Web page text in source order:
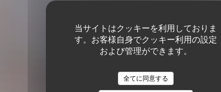
当サイトはクッキーを利用しておりま
す。お客様自身でクッキー利用の設定
および管理ができます。
全てに同意する